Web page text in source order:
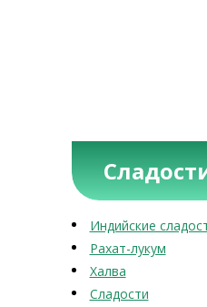
Индийские
Рахат-лукум
Халва
Сладости